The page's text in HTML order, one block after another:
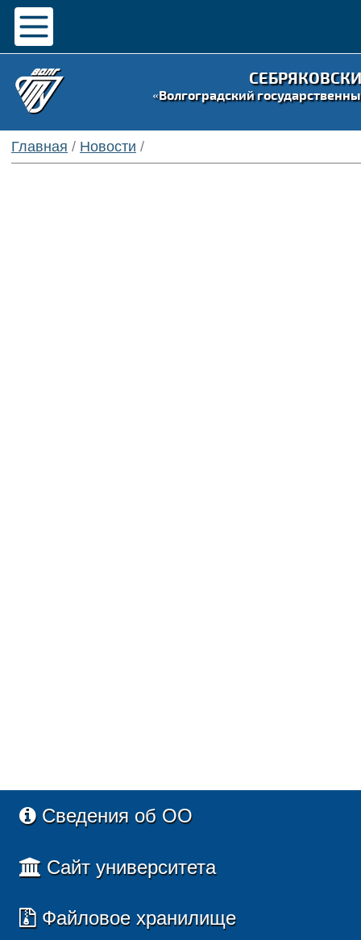
«Волгоградский
Главная / Новости /
Сведения об ОО
Сайт университета
Файловое хранилище